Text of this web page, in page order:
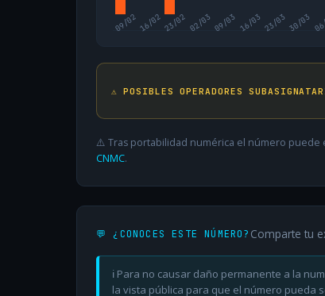
09/0216/0223/02 02/03 09/03 16/03 23/03 30/03
⚠️ POSIBLES OPERADORES
⚠️ Tras portabilidad numérica el número puede
CNMC.
💬 ¿CONOCES ESTE NÚMERO? Comparte tu
ℹ️ Para no causar daño permanente a la
la vista pública para que el número pueda